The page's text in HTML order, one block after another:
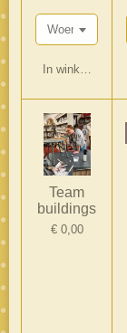
In winkelwagen
Team
buildings
€ 0,00